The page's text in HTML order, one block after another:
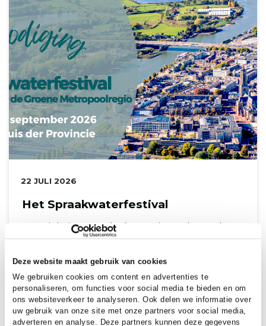
Deze website maakt gebruik van cookies
We gebruiken cookies om content en advertenties te
personaliseren, om functies voor social media te bieden en om
ons websiteverkeer te analyseren. Ook delen we informatie over
uw gebruik van onze site met onze partners voor social media,
adverteren en analyse. Deze partners kunnen deze gegevens
DATUM:
22 JULI 2026
Het Spraakwaterfestival
De Stichting Landschapstriënnale en de
Groene Metropoolregio Arnhem-Nijmegen
nodigen je uit voor een inspirerend en
interactief kennisfestival over de
veranderende dynamiek van water in het
landschap....